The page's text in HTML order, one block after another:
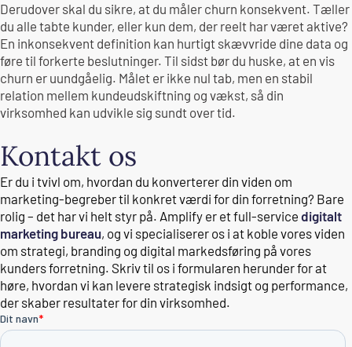
Derudover skal du sikre, at du måler churn konsekvent. Tæller
du alle tabte kunder, eller kun dem, der reelt har været aktive?
En inkonsekvent definition kan hurtigt skævvride dine data og
føre til forkerte beslutninger. Til sidst bør du huske, at en vis
churn er uundgåelig. Målet er ikke nul tab, men en stabil
relation mellem kundeudskiftning og vækst, så din
virksomhed kan udvikle sig sundt over tid.
Kontakt os
Er du i tvivl om, hvordan du konverterer din viden om
marketing-begreber til konkret værdi for din forretning? Bare
rolig – det har vi helt styr på. Amplify er et full-service digitalt
marketing bureau, og vi specialiserer os i at koble vores viden
om strategi, branding og digital markedsføring på vores
kunders forretning. Skriv til os i formularen herunder for at
høre, hvordan vi kan levere strategisk indsigt og performance,
der skaber resultater for din virksomhed.